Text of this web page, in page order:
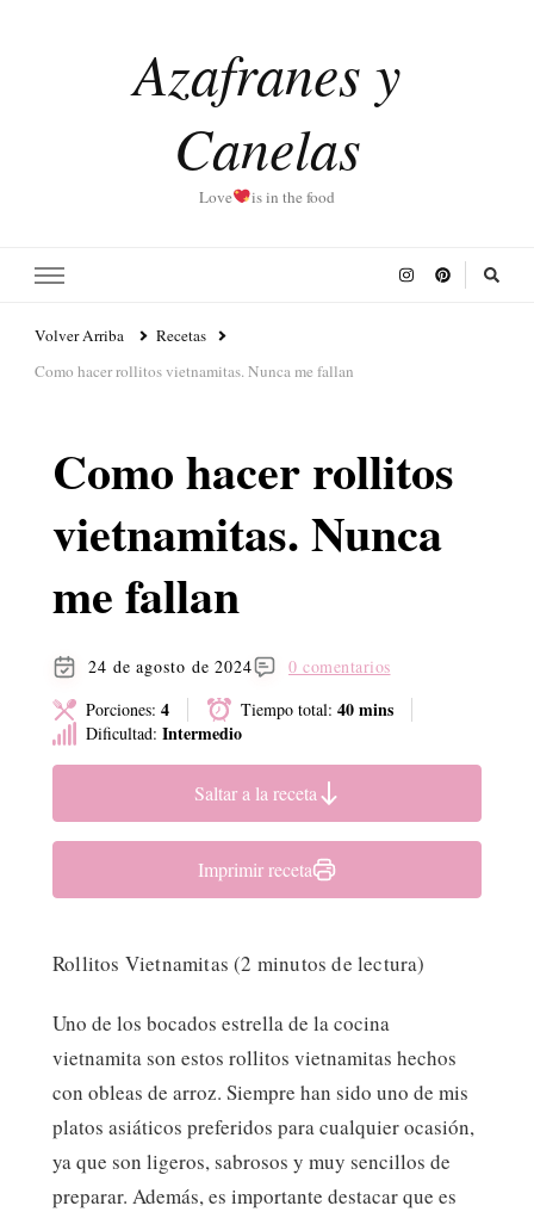
Azafranes y
Canelas
Love is in the food
Volver Arriba
Recetas
Como hacer rollitos vietnamitas. Nunca me fallan
Como hacer rollitos
vietnamitas. Nunca
me fallan
24 de agosto de 2024
0 comentarios
Porciones: 4 Tiempo total: 40 mins
Dificultad: Intermedio
Saltar a la receta
Imprimir receta
Rollitos Vietnamitas (2 minutos de lectura)
Uno de los bocados estrella de la cocina
vietnamita son estos rollitos vietnamitas hechos
con obleas de arroz. Siempre han sido uno de mis
platos asiáticos preferidos para cualquier ocasión,
ya que son ligeros, sabrosos y muy sencillos de
preparar. Además, es importante destacar que es